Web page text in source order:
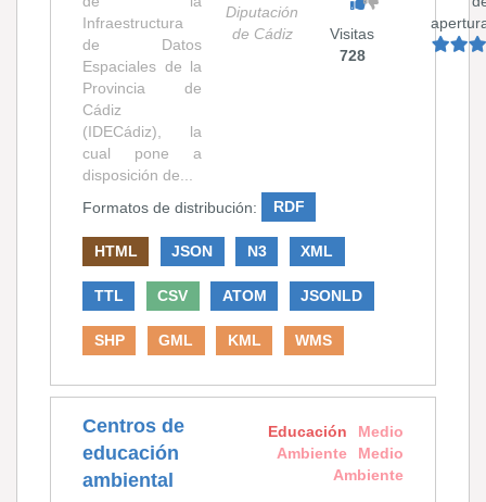
Infraestructura
de Datos
Espaciales de la
Provincia de
Cádiz
(IDECádiz), la
cual pone a
disposición de...
Diputación
de Cádiz
Visitas
728
Formatos de distribución: RDF
HTML JSON N3 XML
TTL CSV ATOM JSONLD
SHP GML KML WMS
Centros de
educación
ambiental
Educación
Medio
Ambiente
Medio
Ambiente